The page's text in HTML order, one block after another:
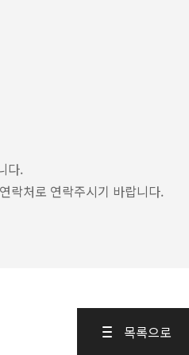
다.
락처로 연락주시기 바랍니다.
목록으로